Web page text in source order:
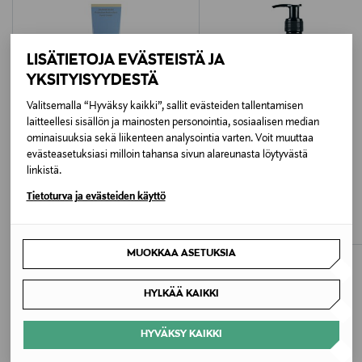
LISÄTIETOJA EVÄSTEISTÄ JA
YKSITYISYYDESTÄ
Valitsemalla “Hyväksy kaikki”, sallit evästeiden tallentamisen
laitteellesi sisällön ja mainosten personointia, sosiaalisen median
ominaisuuksia sekä liikenteen analysointia varten. Voit muuttaa
evästeasetuksiasi milloin tahansa sivun alareunasta löytyvästä
linkistä.
Tietoturva ja evästeiden käyttö
MUOKKAA ASETUKSIA
HYLKÄÄ KAIKKI
HYVÄKSY KAIKKI
Sertifioitu luonnonkosmetiikka, Vegaaninen
Kaikki ihotyypit
Väri
NOCOL
250 ml
Aqua (Water), Helianthus Annuus(Sunflower) Seed
Oil*, Butyrospermum Parkii (Shea) Butter*,
Theobroma Cacao Seed Butter*, Glycerin, Glyceryl
Stearate, Cetearyl Alcohol, Olea Europaea (Olive) Fruit
Oil*, Linum Usitatissimum (Linseed) Seed Oil*, Aloe
Orange Bliss Hand Cream -käsivoide
LISÄÄ KIINNOSTAVIA